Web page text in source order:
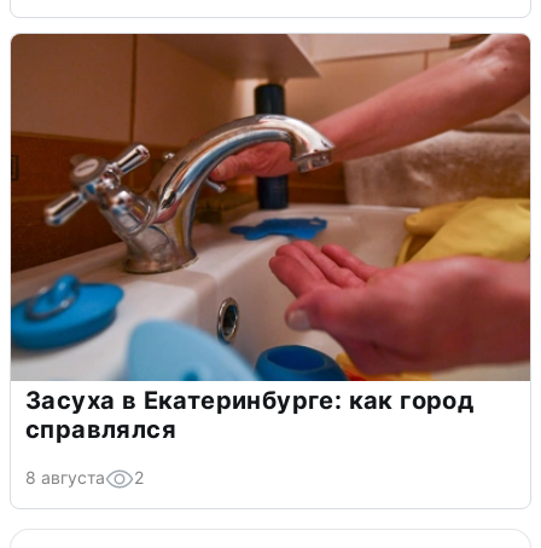
Засуха в Екатеринбурге: как город
справлялся
8 августа 2